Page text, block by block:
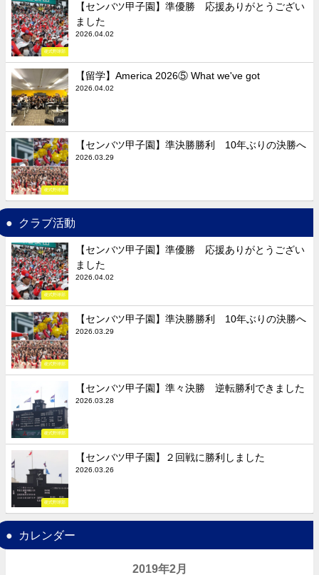
硬式野球部
【センバツ甲子園】準優勝 応援ありがとうござい
ました
2026.04.02
高校
【留学】America 2026⑤ What we've got
2026.04.02
硬式野球部
【センバツ甲子園】準決勝勝利 10年ぶりの決勝へ
2026.03.29
クラブ活動
硬式野球部
【センバツ甲子園】準優勝 応援ありがとうござい
ました
2026.04.02
硬式野球部
【センバツ甲子園】準決勝勝利 10年ぶりの決勝へ
2026.03.29
硬式野球部
【センバツ甲子園】準々決勝 逆転勝利できました
2026.03.28
硬式野球部
【センバツ甲子園】２回戦に勝利しました
2026.03.26
カレンダー
2019年2月